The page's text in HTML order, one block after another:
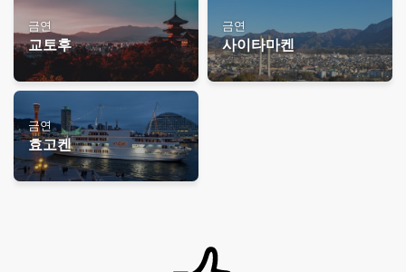
금연
교토후
금연
사이타마켄
금연
효고켄